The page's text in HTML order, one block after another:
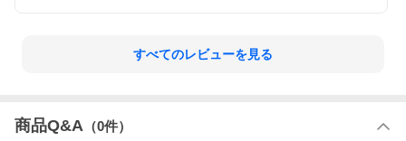
すべてのレビューを見る
商品Q&A （0件）